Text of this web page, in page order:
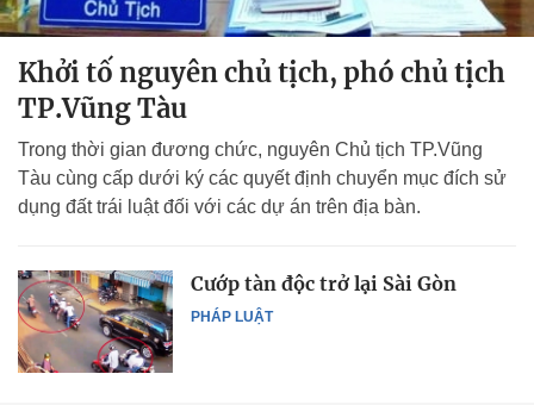
Khởi tố nguyên chủ tịch, phó chủ tịch
TP.Vũng Tàu
Trong thời gian đương chức, nguyên Chủ tịch TP.Vũng
Tàu cùng cấp dưới ký các quyết định chuyển mục đích sử
dụng đất trái luật đối với các dự án trên địa bàn.
PHÁP LUẬT
Cướp tàn độc trở lại Sài Gòn